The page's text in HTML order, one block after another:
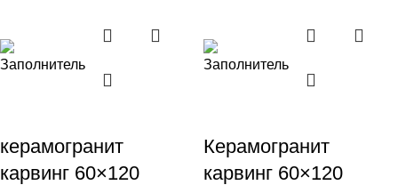
керамогранит
карвинг 60×120
Керамогранит
карвинг 60×120